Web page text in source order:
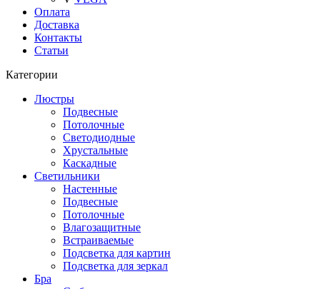
Оплата
Доставка
Контакты
Статьи
Категории
Люстры
Подвесные
Потолочные
Светодиодные
Хрустальные
Каскадные
Светильники
Настенные
Подвесные
Потолочные
Влагозащитные
Встраиваемые
Подсветка для картин
Подсветка для зеркал
Бра